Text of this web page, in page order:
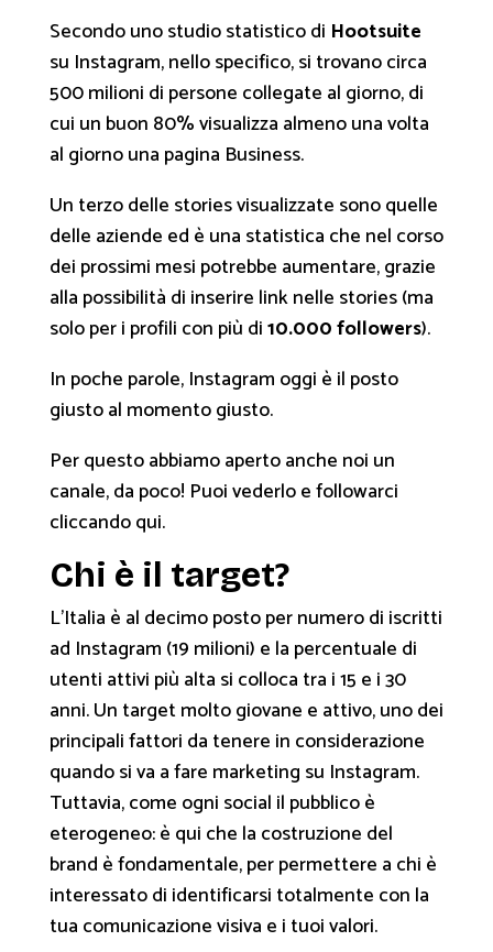
Secondo uno studio statistico di Hootsuite
su Instagram, nello specifico, si trovano circa
500 milioni di persone collegate al giorno, di
cui un buon 80% visualizza almeno una volta
al giorno una pagina Business.
Un terzo delle stories visualizzate sono quelle
delle aziende ed è una statistica che nel corso
dei prossimi mesi potrebbe aumentare, grazie
alla possibilità di inserire link nelle stories (ma
solo per i profili con più di10.000 followers).
In poche parole, Instagram oggi è il posto
giusto al momento giusto.
Per questo abbiamo aperto anche noi un
canale, da poco! Puoi vederlo e followarci
cliccando qui.
Chi è il target?
L’Italia è al decimo posto per numero di iscritti
ad Instagram (19 milioni) e la percentuale di
utenti attivi più alta si colloca tra i 15 e i 30
anni. Un target molto giovane e attivo, uno dei
principali fattori da tenere in considerazione
quando si va a fare marketing su Instagram.
Tuttavia, come ogni social il pubblico è
eterogeneo: è qui che la costruzione del
brand è fondamentale, per permettere a chi è
interessato di identificarsi totalmente con la
tua comunicazione visiva e i tuoi valori.